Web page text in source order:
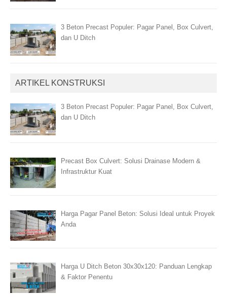
3 Beton Precast Populer: Pagar Panel, Box Culvert,
dan U Ditch
ARTIKEL KONSTRUKSI
3 Beton Precast Populer: Pagar Panel, Box Culvert,
dan U Ditch
Precast Box Culvert: Solusi Drainase Modern &
Infrastruktur Kuat
Harga Pagar Panel Beton: Solusi Ideal untuk Proyek
Anda
Harga U Ditch Beton 30x30x120: Panduan Lengkap
& Faktor Penentu